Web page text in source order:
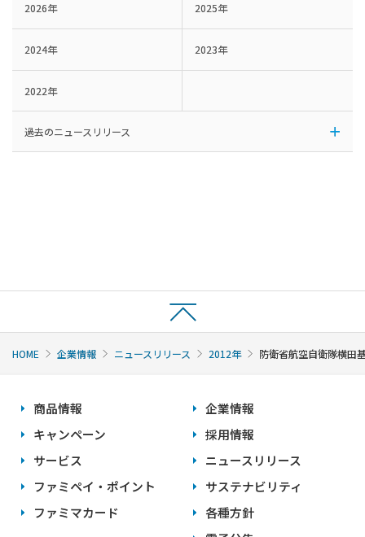
2026年 2025年
2024年 2023年
2022年
過去のニュースリリース
HOME 企業情報 ニュースリリース 2012年 防衛省航空自衛隊横田
商品情報
キャンペーン
サービス
ファミペイ・ポイント
ファミマカード
企業情報
採用情報
ニュースリリース
サステナビリティ
各種方針